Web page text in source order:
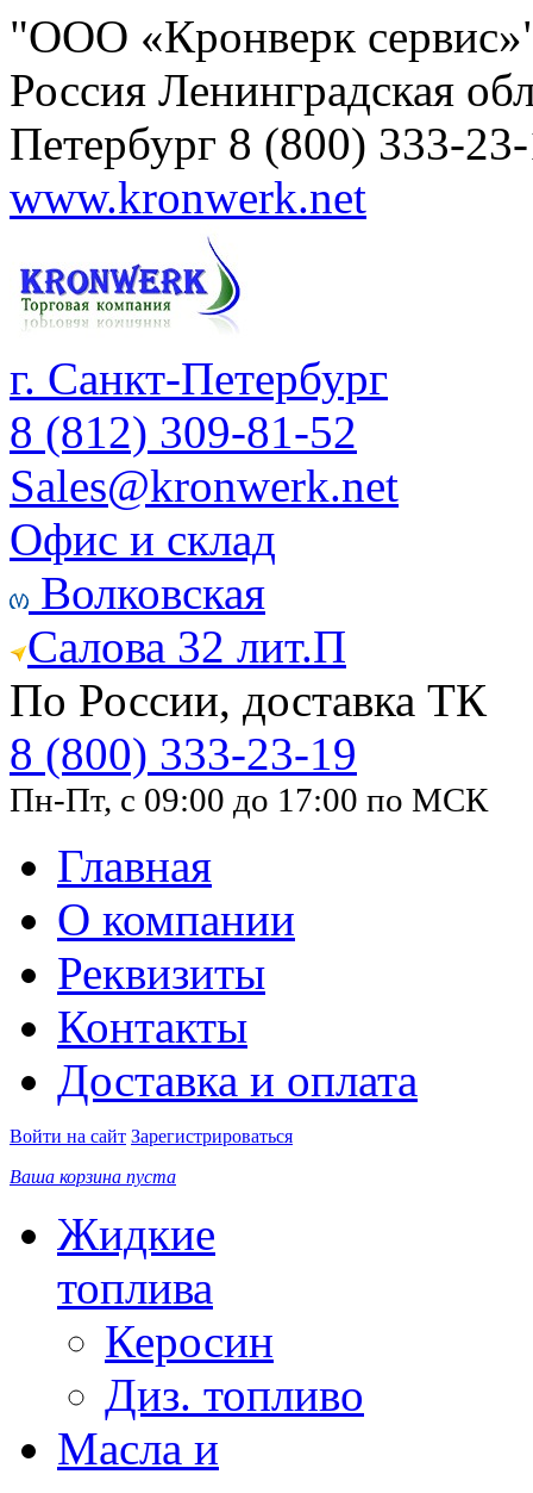
"ООО «Кронверк
Россия Ленинградская
Петербург 8 (800) 333-
www.kronwerk.net
г. Санкт-Петербург
8 (812) 309-81-52
Sales@kronwerk.net
Офис и склад
Волковская
Салова 32 лит.П
По России, доставка ТК
8 (800) 333-23-19
Пн-Пт, с 09:00 до 17:00 по МСК
Главная
О компании
Реквизиты
Контакты
Доставка и оплата
Войти на сайт Зарегистрироваться
Ваша корзина пуста
Жидкие
топлива
Керосин
Диз. топливо
Масла и